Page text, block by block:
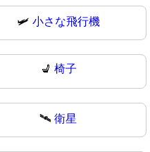
🛩️ 小さな飛行機
💺 椅子
🛰️衛星